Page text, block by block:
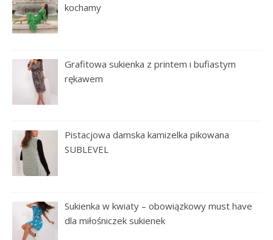
kochamy
Grafitowa sukienka z printem i bufiastym
rękawem
Pistacjowa damska kamizelka pikowana
SUBLEVEL
Sukienka w kwiaty – obowiązkowy must have
dla miłośniczek sukienek